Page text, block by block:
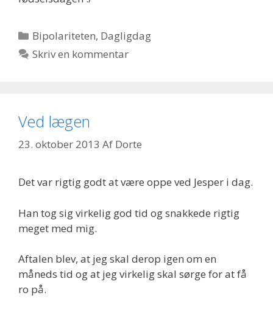
Kategorier
Bipolariteten, Dagligdag
Skriv en kommentar
Ved lægen
23. oktober 2013 Af Dorte
Det var rigtig godt at være oppe ved Jesper i dag.
Han tog sig virkelig god tid og snakkede rigtig
meget med mig.
Aftalen blev, at jeg skal derop igen om en
måneds tid og at jeg virkelig skal sørge for at få
ro på.